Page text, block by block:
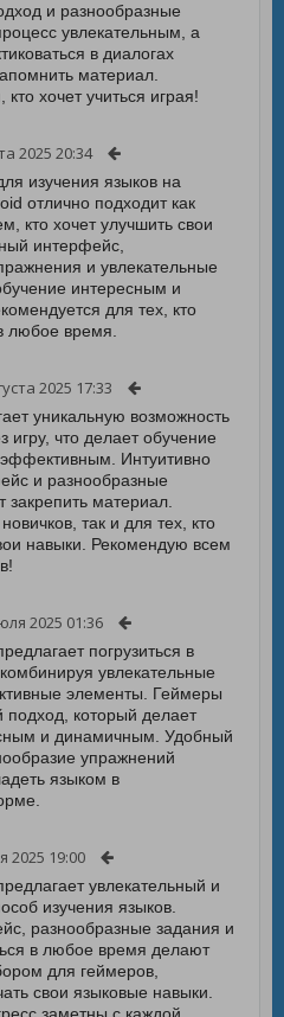
и разнообразные
увлекательным, а
в диалогах
материал.
хочет учиться играя!
2025 20:34
изучения языков на
отлично подходит как
кто хочет улучшить свои
интерфейс,
и увлекательные
интересным и
для тех, кто
любое время.
2025 17:33
уникальную возможность
игру, что делает обучение
Интуитивно
и разнообразные
материал.
так и для тех, кто
навыки. Рекомендую всем
2025 01:36
погрузиться в
увлекательные
элементы. Геймеры
подход, который делает
и динамичным. Удобный
упражнений
языком в
2025 19:00
увлекательный и
изучения языков.
разнообразные задания и
в любое время делают
для геймеров,
свои языковые навыки.